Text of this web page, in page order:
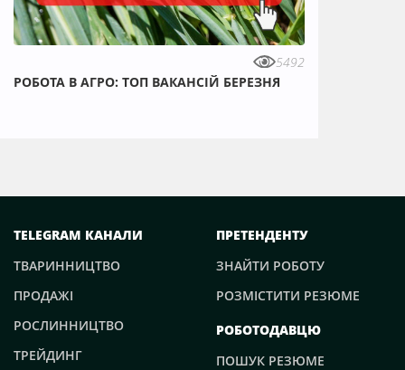
5492
РОБОТА В АГРО: ТОП ВАКАНСІЙ БЕРЕЗНЯ
TELEGRAM КАНАЛИ
ТВАРИННИЦТВО
ПРОДАЖІ
РОСЛИННИЦТВО
ТРЕЙДИНГ
ПРЕТЕНДЕНТУ
ЗНАЙТИ РОБОТУ
РОЗМІСТИТИ РЕЗЮМЕ
РОБОТОДАВЦЮ
ПОШУК РЕЗЮМЕ